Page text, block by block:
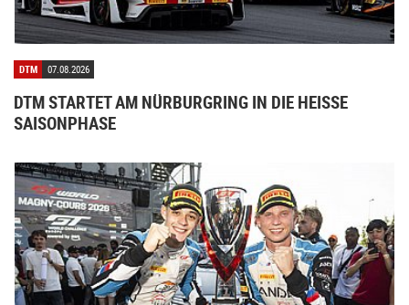
DTM 07.08.2026
DTM STARTET AM NÜRBURGRING IN DIE HEISSE S
AISONPHASE